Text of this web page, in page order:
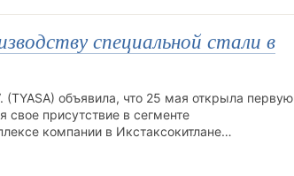
специальной стали в
(TYASA) объявила, что 25 мая открыла первую
свое присутствие в сегменте
компании в Икстаксокитлане…